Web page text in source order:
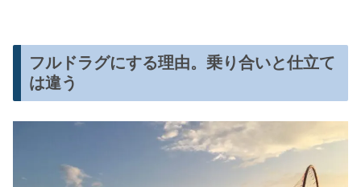
フルドラグにする理由。乗り合いと仕立て
は違う